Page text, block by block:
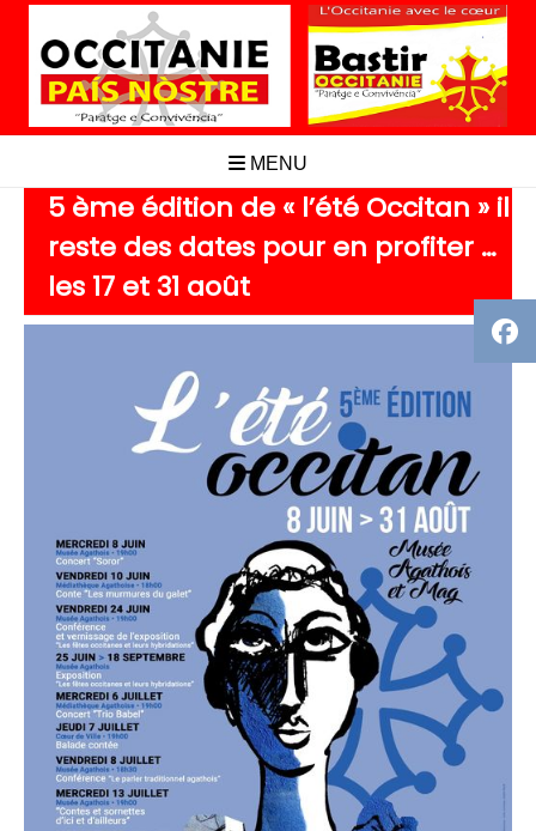
Aller
contenu
MENU
5 ème édition de « l’été Occitan » il
reste des dates pour en profiter …
les 17 et 31 août